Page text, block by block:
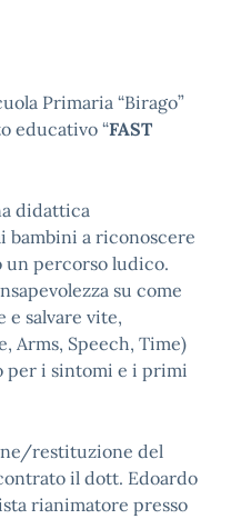
Primaria “Birago”
educativo “FAST
didattica
bambini a riconoscere
un percorso ludico.
su come
salvare vite,
Arms, Speech, Time)
per i sintomi e i primi
restituzione del
il dott. Edoardo
rianimatore presso